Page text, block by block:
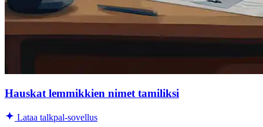
Hauskat lemmikkien nimet tamiliksi
Lataa talkpal-sovellus